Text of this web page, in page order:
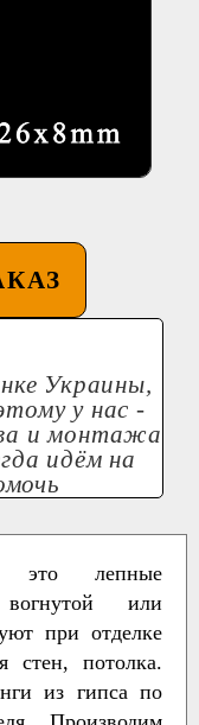
Украины,
у нас -
и монтажа
идём на
лепные
или
при отделке
стен, потолка.
из гипса по